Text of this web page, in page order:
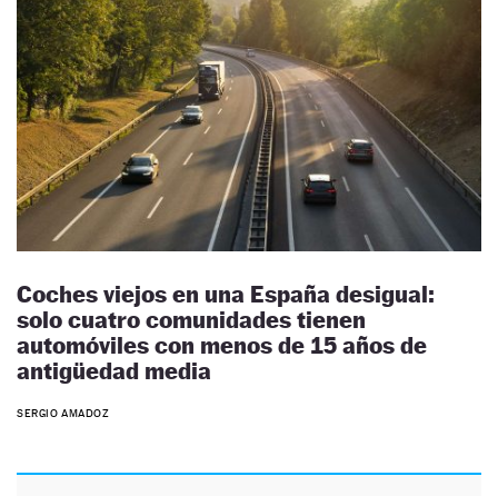
Coches viejos en una España desigual:
solo cuatro comunidades tienen
automóviles con menos de 15 años de
antigüedad media
SERGIO AMADOZ